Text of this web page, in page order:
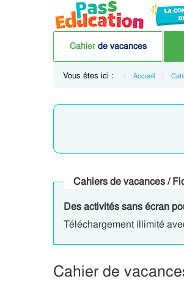
Cahier de vacances
Vous êtes ici : Accueil
Cahiers de vacances /
Des activités sans écran
Téléchargement illimité
Cahier de